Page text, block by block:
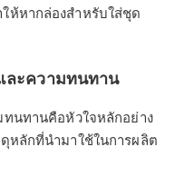
ห้หากล่องสำหรับใส่ชุด
ละความทนทาน
นทานคือหัวใจหลักอย่าง
หลักที่นำมาใช้ในการผลิต